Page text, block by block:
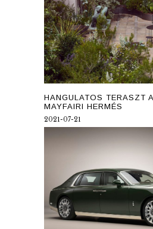
HANGULATOS TERASZT
MAYFAIRI HERMÉS
2021-07-21